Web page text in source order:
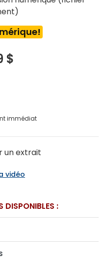
$
immédiat
un extrait
vidéo
DISPONIBLES :